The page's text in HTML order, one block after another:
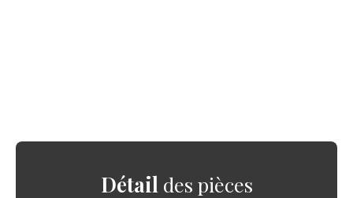
Détail des pièces